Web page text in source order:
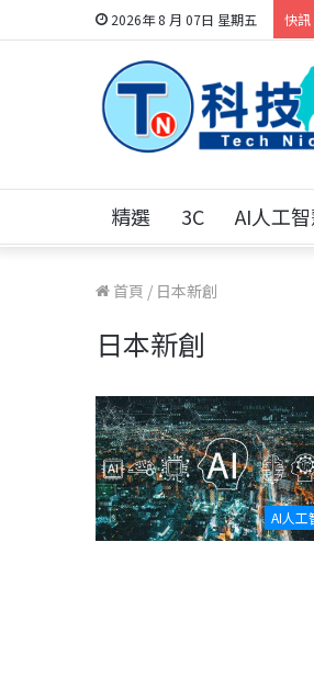
2026年 8 月 07日 星期五 快訊
精選 3C AI人工
首頁 / 日本新創
日本新創
AI人工